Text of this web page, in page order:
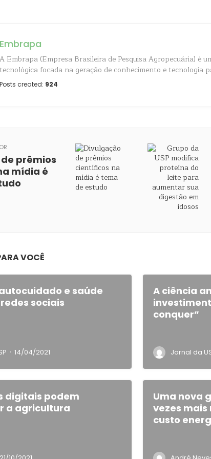
Embrapa
A Embrapa (Empresa Brasileira de Pesquisa Agropecuária) é
tecnológica focada na geração de conhecimento e tecnologia
Posts created: 924
prêmios
mídia é
VOCÊ
e saúde
sociais
· 14/04/2021
A ciência
conquer”
Jornal da
digitais podem
a agricultura
Uma nova
vezes
custo